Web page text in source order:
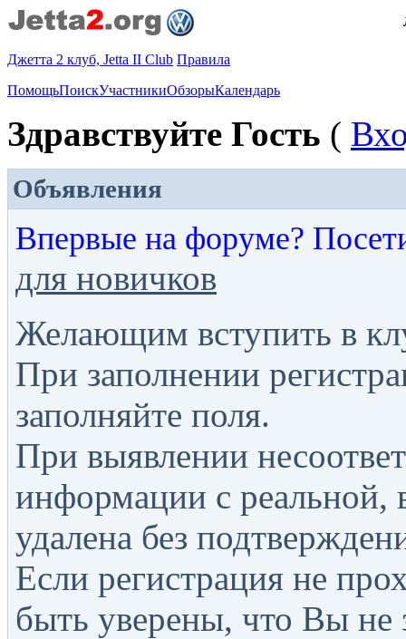
Джетта 2 клуб, Jetta II Club Правила
ПомощьПоискУчастникиОбзорыКалендарь
Здравствуйте Гость (
Объявления
Впервые на форуме?
для новичков
Желающим вступить в
При заполнении
заполняйте поля.
При выявлении
информации с реальной,
удалена без
Если регистрация не
быть уверены, что Вы не